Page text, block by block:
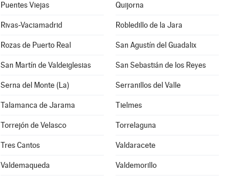
Puentes Viejas Quijorna
Rivas-Vaciamadrid Robledillo de la Jara
Rozas de Puerto Real San Agustín del Guadalix
San Martín de Valdeiglesias San Sebastián de los Reyes
Serna del Monte (La) Serranillos del Valle
Talamanca de Jarama Tielmes
Torrejón de Velasco Torrelaguna
Tres Cantos Valdaracete
Valdemaqueda Valdemorillo